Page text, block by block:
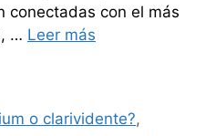
conectadas con el más
… Leer más
o clarividente?,